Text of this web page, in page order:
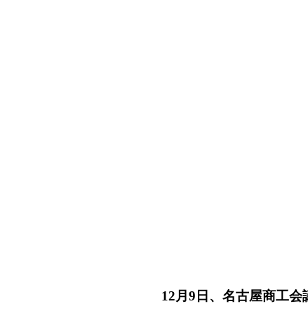
12月9日、名古屋商工会